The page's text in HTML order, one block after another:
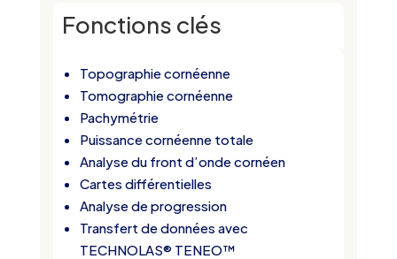
Fonctions clés
Topographie cornéenne
Tomographie cornéenne
Pachymétrie
Puissance cornéenne totale
Analyse du front d’onde cornéen
Cartes différentielles
Analyse de progression
Transfert de données avec
TECHNOLAS® TENEO™